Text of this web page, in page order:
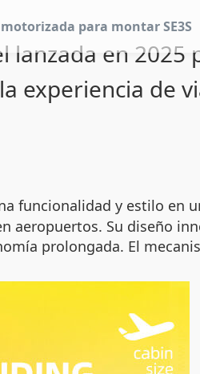
para montar SE3S
lanzada en
experiencia de
funcionalidad y estilo en
aeropuertos. Su diseño
prolongada. El